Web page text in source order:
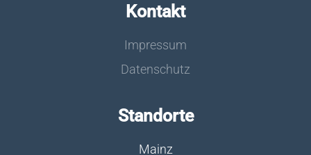
Kontakt
Impressum
Datenschutz
Standorte
Mainz